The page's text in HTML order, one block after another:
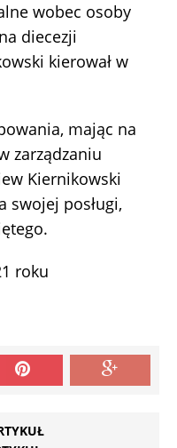
wobec osoby
diecezji
kierował w
mając na
zarządzaniu
Kiernikowski
swojej posługi,
roku